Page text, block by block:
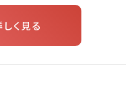
く見る